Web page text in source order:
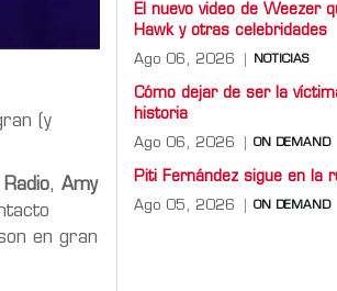
(y
, Amy
en gran
El nuevo video de Weezer
Hawk y otras celebridades
Ago 06, 2026 NOTICIAS
Cómo dejar de ser la
historia
Ago 06, 2026 ON DEMAND
Piti Fernández sigue en la
Ago 05, 2026 ON DEMAND